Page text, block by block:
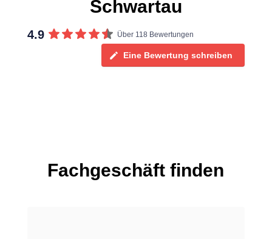
Schwartau
4.9 Über 118 Bewertungen
Eine Bewertung schreiben
Fachgeschäft finden